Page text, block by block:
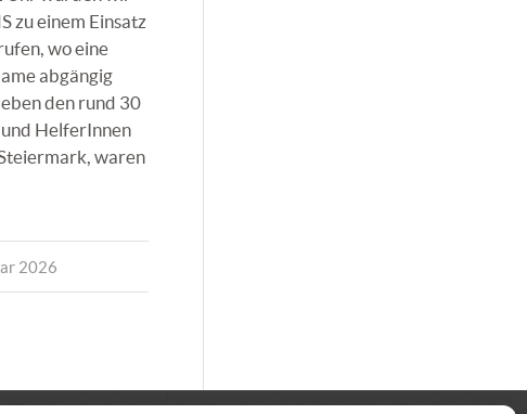
zu einem Einsatz
wo eine
abgängig
den rund 30
HelferInnen
waren
2026